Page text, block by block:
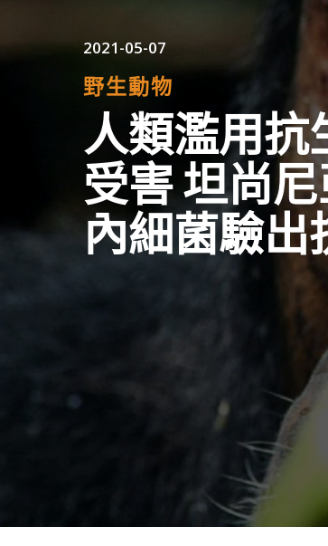
2021-05-07
野生動物
人類濫用抗
受害 坦尚
內細菌驗出